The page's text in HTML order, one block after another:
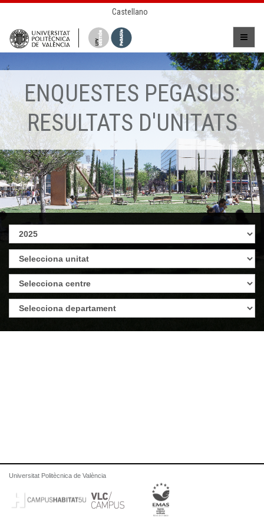
Castellano
ENQUESTES PEGASUS:
RESULTATS D'UNITATS
Universitat Politècnica de València